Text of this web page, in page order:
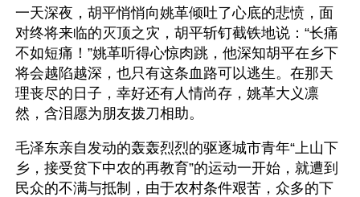
一天深夜，胡平悄悄向姚革倾吐了心底的悲愤，面
对终将来临的灭顶之灾，胡平斩钉截铁地说：“长痛
不如短痛！”姚革听得心惊肉跳，他深知胡平在乡下
将会越陷越深，也只有这条血路可以逃生。在那天
理丧尽的日子，幸好还有人情尚存，姚革大义凛
然，含泪愿为朋友拨刀相助。
毛泽东亲自发动的轰轰烈烈的驱逐城市青年“上山下
乡，接受贫下中农的再教育”的运动一开始，就遭到
民众的不满与抵制，由于农村条件艰苦，众多的下